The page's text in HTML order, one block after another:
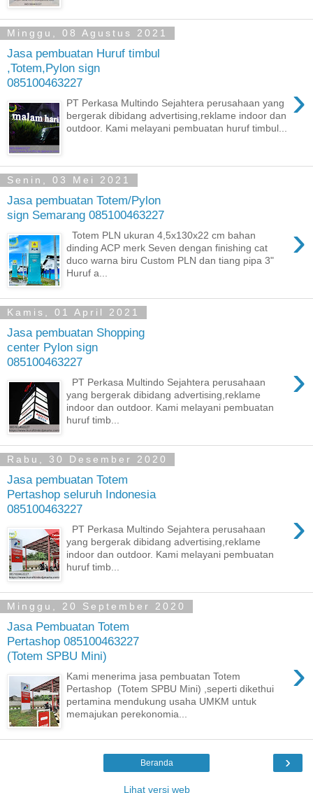
Minggu, 08 Agustus 2021
Jasa pembuatan Huruf timbul
,Totem,Pylon sign
085100463227
›
PT Perkasa Multindo Sejahtera perusahaan yang
bergerak dibidang advertising,reklame indoor dan
outdoor. Kami melayani pembuatan huruf timbul...
Senin, 03 Mei 2021
Jasa pembuatan Totem/Pylon
sign Semarang 085100463227
›
Totem PLN ukuran 4,5x130x22 cm bahan
dinding ACP merk Seven dengan finishing cat
duco warna biru Custom PLN dan tiang pipa 3"
Huruf a...
Kamis, 01 April 2021
Jasa pembuatan Shopping
center Pylon sign
085100463227
›
PT Perkasa Multindo Sejahtera perusahaan
yang bergerak dibidang advertising,reklame
indoor dan outdoor. Kami melayani pembuatan
huruf timb...
Rabu, 30 Desember 2020
Jasa pembuatan Totem
Pertashop seluruh Indonesia
085100463227
›
PT Perkasa Multindo Sejahtera perusahaan
yang bergerak dibidang advertising,reklame
indoor dan outdoor. Kami melayani pembuatan
huruf timb...
Minggu, 20 September 2020
Jasa Pembuatan Totem
Pertashop 085100463227
(Totem SPBU Mini)
›
Kami menerima jasa pembuatan Totem
Pertashop (Totem SPBU Mini) ,seperti dikethui
pertamina mendukung usaha UMKM untuk
memajukan perekonomia...
›
Beranda
Lihat versi web